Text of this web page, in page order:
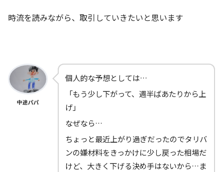
時流を読みながら、取引していきたいと思います
中途パパ
個人的な予想としては…
「もう少し下がって、週半ばあたりから上
げ」
なぜなら…
ちょっと最近上がり過ぎだったのでタリバ
ンの嫌材料をきっかけに少し戻った相場だ
けど、大きく下げる決め手はないから…ま